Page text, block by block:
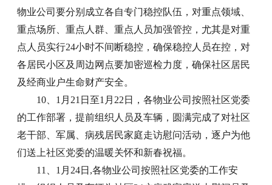
物业公司要分别成立各自专门稳控队伍，对重点领域、
重点场所、重点人群、重点人员加强管控，尤其是对重
点人员实行24小时不间断稳控，确保稳控人员在控，对
各居民小区及周边网点要加密巡检力度，确保社区居民
及经商业户生命财产安全。
10、1月21日至1月22日，各物业公司按照社区党委
的工作部署，提前组织人员及车辆，圆满完成了对社区
老干部、军属、病残居民家庭走访慰问活动，逐户为他
们送上社区党委的温暖关怀和新春祝福。
11、1月24日,各物业公司按照社区党委的工作安